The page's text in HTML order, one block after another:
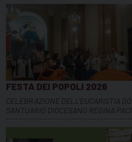
FESTA DEI POPOLI 2026
CELEBRAZIONE DELL'EUCARISTIA
SANTUARIO DIOCESANO REGINA